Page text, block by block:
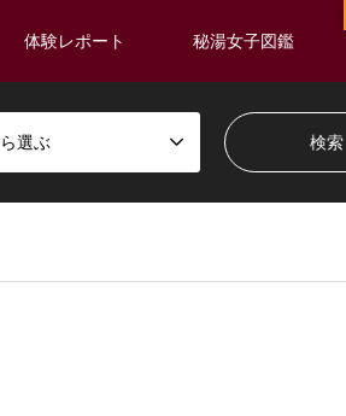
体験レポート 秘湯女子図鑑
選ぶ